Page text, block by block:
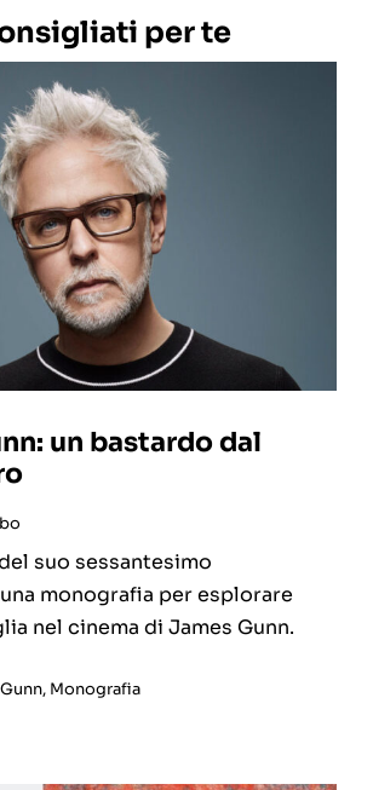
per te
un bastardo dal
suo sessantesimo
monografia per esplorare
nel cinema di James Gunn.
, Monografia